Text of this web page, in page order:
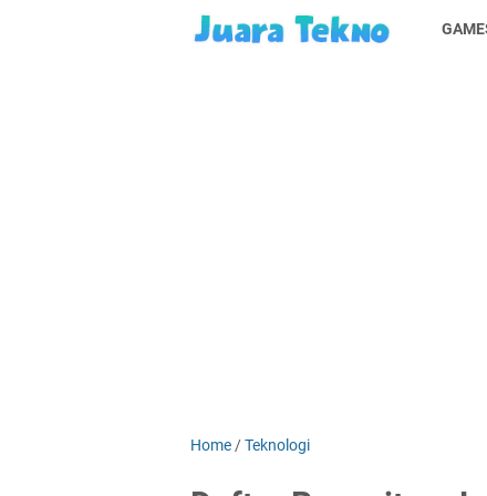
Home /Teknologi